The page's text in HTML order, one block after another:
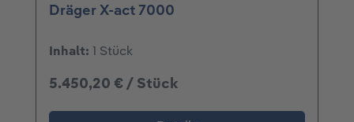
Dräger X-act 7000
Inhalt: 1 Stück
5.450,20 € / Stück